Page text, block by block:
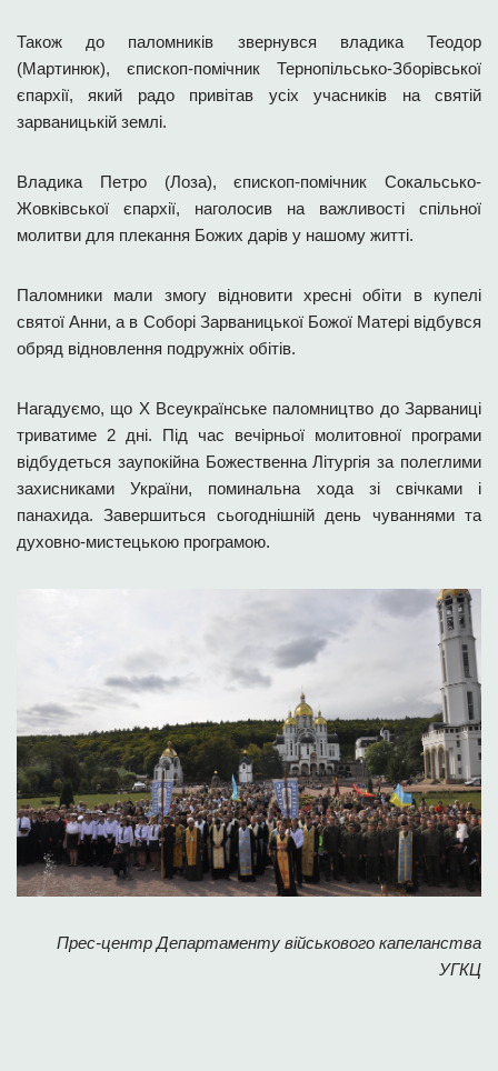
Також до паломників звернувся владика Теодор
(Мартинюк), єпископ-помічник Тернопільсько-Зборівської
єпархії, який радо привітав усіх учасників на святій
зарваницькій землі.
Владика Петро (Лоза), єпископ-помічник Сокальсько-
Жовківської єпархії, наголосив на важливості спільної
молитви для плекання Божих дарів у нашому житті.
Паломники мали змогу відновити хресні обіти в купелі
святої Анни, а в Соборі Зарваницької Божої Матері відбувся
обряд відновлення подружніх обітів.
Нагадуємо, що Х Всеукраїнське паломництво до Зарваниці
триватиме 2 дні. Під час вечірньої молитовної програми
відбудеться заупокійна Божественна Літургія за полеглими
захисниками України, поминальна хода зі свічками і
панахида. Завершиться сьогоднішній день чуваннями та
духовно-мистецькою програмою.
Прес-центр Департаменту військового капеланства
УГКЦ